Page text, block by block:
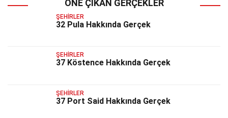
ÖNE ÇIKAN GERÇEKLER
ŞEHIRLER
32 Pula Hakkında Gerçek
ŞEHIRLER
37 Köstence Hakkında Gerçek
ŞEHIRLER
37 Port Said Hakkında Gerçek